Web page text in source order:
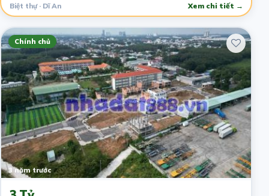
Biệt thự · Dĩ An Xem chi tiết →
Chính chủ
3 năm trước